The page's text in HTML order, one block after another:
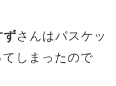
ずさんはバスケッ
てしまったので